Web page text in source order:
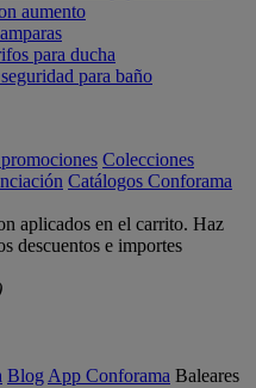
aumento
para ducha
para baño
Colecciones
Catálogos Conforama
aplicados en el carrito. Haz
descuentos e importes
Blog App Conforama Baleares